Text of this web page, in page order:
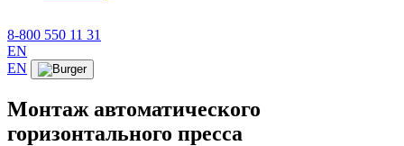
8-800 550 11 31
EN
EN
Монтаж автоматического
горизонтального пресса